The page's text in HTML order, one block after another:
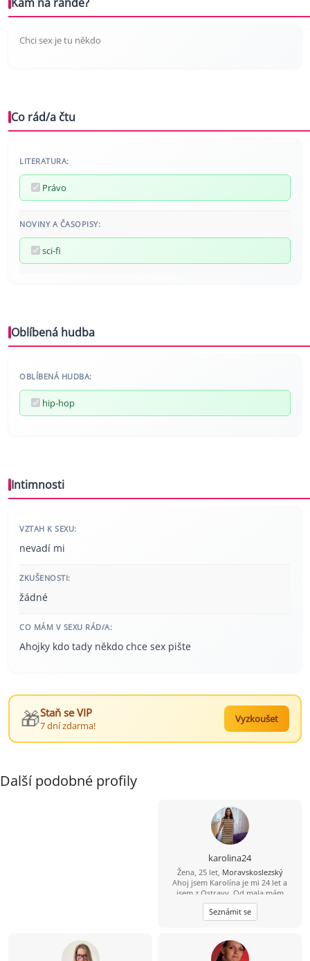
Chci sex je tu někdo
Co rád/a čtu
LITERATURA:
Právo
NOVINY A ČASOPISY:
sci-fi
Oblíbená hudba
OBLÍBENÁ HUDBA:
hip-hop
Intimnosti
VZTAH K SEXU:
nevadí mi
ZKUŠENOSTI:
žádné
CO MÁM V SEXU RÁD/A:
Ahojky kdo tady někdo chce sex pište
🎁Staň se VIP
7 dní zdarma!
Vyzkoušet
Další podobné profily
karolina24
Žena, 25 let, Moravskoslezský
Ahoj jsem Karolína je mi 24 let a
jsem z Ostravy. Od mala mám
dětskou obrnu proto si hledám
touto cestou partnera na vztah do
35 let abstinenta, bezdětného sama
někoho kdo mě bude mít rád
takovou jaká jsem.
Seznámit se